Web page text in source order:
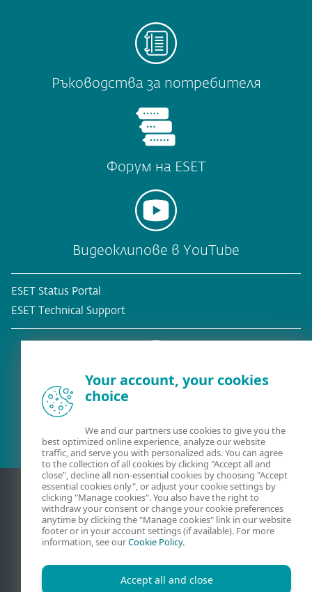
Ръководства за потребителя
Форум на ESET
Видеоклипове в YouTube
ESET Status Portal
ESET Technical Support
Съществуващ клиент?
Your account, your cookies
choice
We and our partners use cookies to give you the
best optimized online experience, analyze our website
traffic, and serve you with personalized ads. You can agree
to the collection of all cookies by clicking "Accept all and
close", decline all non-essential cookies by choosing "Accept
essential cookies only", or adjust your cookie settings by
clicking "Manage cookies". You also have the right to
withdraw your consent or change your cookie preferences
anytime by clicking the "Manage cookies" link in our website
footer or in your account settings (if available). For more
information, see ourCookie Policy.
Accept all and close